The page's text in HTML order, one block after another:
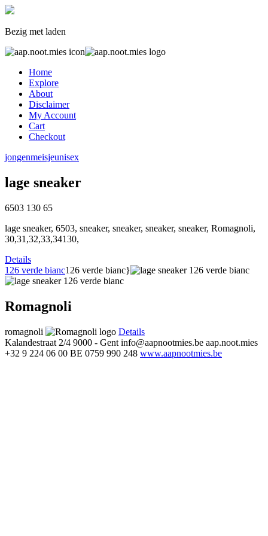
Bezig met laden
Home
Explore
About
Disclaimer
My Account
Cart
Checkout
jongenmeisjeunisex
lage sneaker
6503 130 65
lage sneaker, 6503, sneaker, sneaker, sneaker, sneaker, Romagnoli,
30,31,32,33,34130,
Details
126 verde bianc126 verde bianc}
Romagnoli
romagnoli
Details
Kalandestraat 2/4 9000 - Gent info@aapnootmies.be aap.noot.mies
+32 9 224 06 00 BE 0759 990 248 www.aapnootmies.be